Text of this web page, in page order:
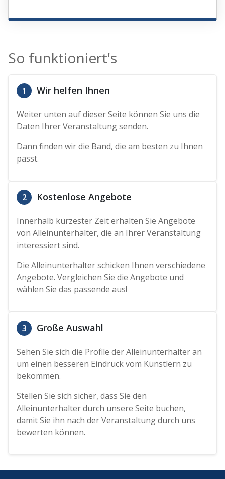
So funktioniert's
1 Wir helfen Ihnen
Weiter unten auf dieser Seite können Sie uns die
Daten Ihrer Veranstaltung senden.
Dann finden wir die Band, die am besten zu Ihnen
passt.
2 Kostenlose Angebote
Innerhalb kürzester Zeit erhalten Sie Angebote
von Alleinunterhalter, die an Ihrer Veranstaltung
interessiert sind.
Die Alleinunterhalter schicken Ihnen verschiedene
Angebote. Vergleichen Sie die Angebote und
wählen Sie das passende aus!
3 Große Auswahl
Sehen Sie sich die Profile der Alleinunterhalter an
um einen besseren Eindruck vom Künstlern zu
bekommen.
Stellen Sie sich sicher, dass Sie den
Alleinunterhalter durch unsere Seite buchen,
damit Sie ihn nach der Veranstaltung durch uns
bewerten können.